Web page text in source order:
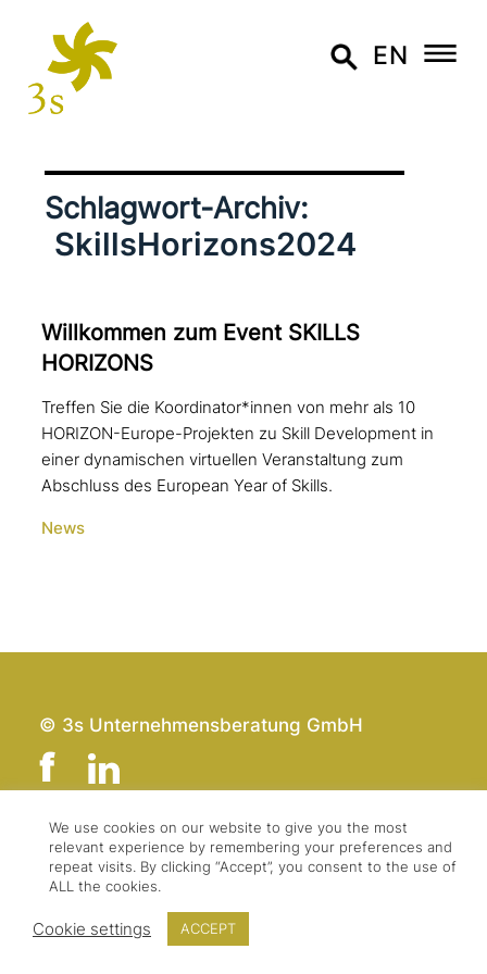
EN
Schlagwort-Archiv:
SkillsHorizons2024
Willkommen zum Event SKILLS
HORIZONS
Treffen Sie die Koordinator*innen von mehr als 10
HORIZON-Europe-Projekten zu Skill Development in
einer dynamischen virtuellen Veranstaltung zum
Abschluss des European Year of Skills.
News
© 3s Unternehmensberatung GmbH
Team
Kontakt
Impressum
We use cookies on our website to give you the most
relevant experience by remembering your preferences and
repeat visits. By clicking “Accept”, you consent to the use of
ALL the cookies.
Cookie settings ACCEPT